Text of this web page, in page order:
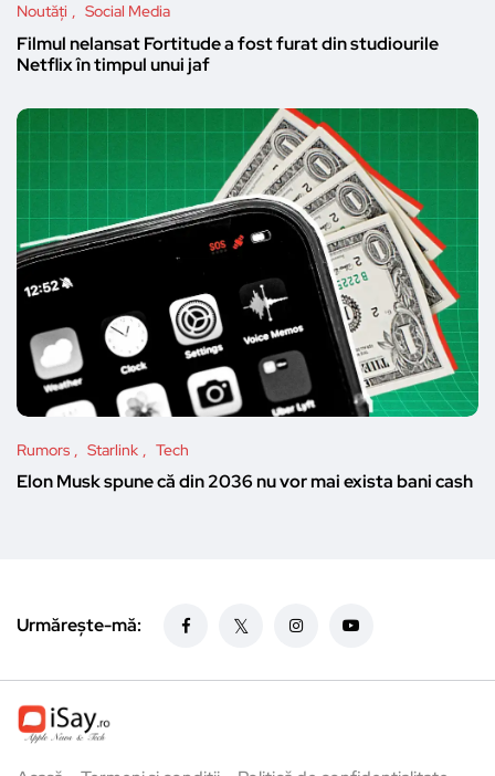
Noutăți Social Media
Filmul nelansat Fortitude a fost furat din studiourile
Netflix în timpul unui jaf
Rumors Starlink Tech
Elon Musk spune că din 2036 nu vor mai exista bani cash
Urmărește-mă: